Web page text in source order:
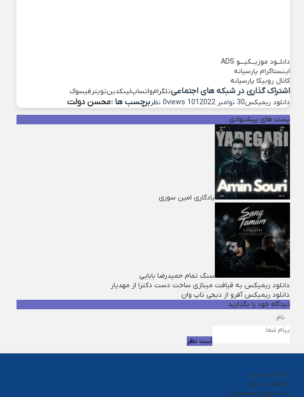
دانلــود موزیــکیـــو ADS
اینستاگرام پارسیانه
کانال روبیکا پارسیانه
اشتراک گذاری در شبکه های اجتماعیتلگرامواتساپلینکدینتویتر فیسوک
دانلود ریمیکس30 نوامبر 2022 101 views 0 نظر برچسب ها :محسن دولت
پست های پیشنهادی
یادگاری امین سوری
سنگ تمام حمیدرضا بابایی
دانلود ریمیکس به قیافت مینازی ساخت دست دکترا از مهدیار
دانلود ریمیکس آفرو از ديجی تاپ وان
دیدگاه خود را بگذارید
ثبت نظر
دانلود آهنگ جدید
دو قطبی اردلان
پناه شهرام معصومیان